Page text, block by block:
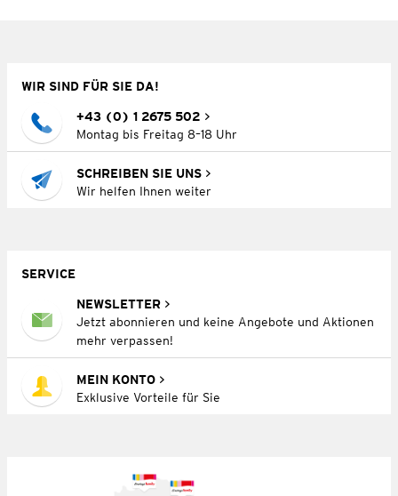
WIR SIND FÜR SIE DA!
+43 (0) 1 2675 502
Montag bis Freitag 8–18 Uhr
SCHREIBEN SIE UNS
Wir helfen Ihnen weiter
SERVICE
NEWSLETTER
Jetzt abonnieren und keine Angebote und Aktionen
mehr verpassen!
MEIN KONTO
Exklusive Vorteile für Sie